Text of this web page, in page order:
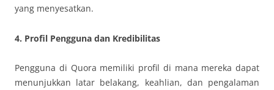
yang menyesatkan.
4. Profil Pengguna dan Kredibilitas
Pengguna di Quora memiliki profil di mana mereka dapat
menunjukkan latar belakang, keahlian, dan pengalaman